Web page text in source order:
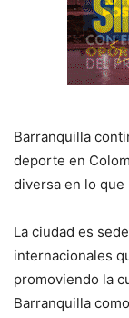
Barranquilla
deporte en
diversa en lo que
La ciudad es
internacionales
promoviendo la
Barranquilla